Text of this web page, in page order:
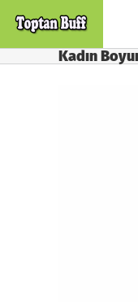
Kadın